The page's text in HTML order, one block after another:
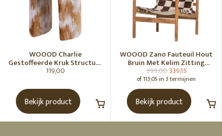
WOOOD Charlie
Gestoffeerde Kruk Structuur
Stof Karamelbruin [Fsc]
119,00
Bekijk product
WOOOD Zano Fauteuil Hout
Bruin Met Kelim Zitting
Naturel
399,00339,15
of 113,05 in 3 termijnen
Bekijk product